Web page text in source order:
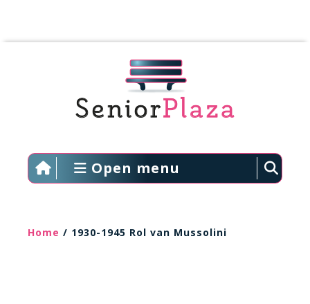
Open menu
Home / 1930-1945 Rol van Mussolini